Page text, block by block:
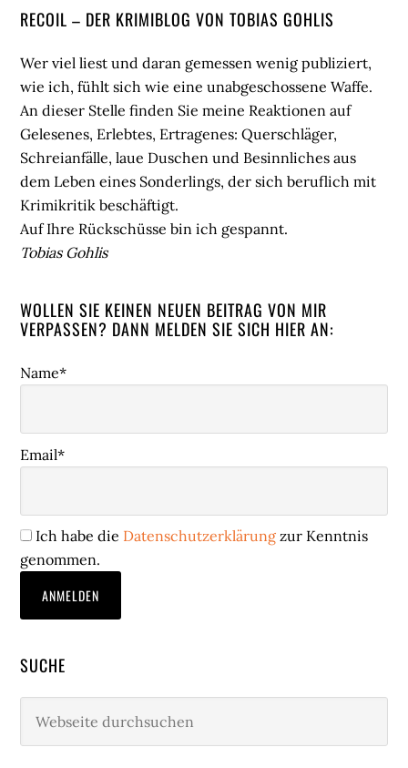
Seitenspalte
RECOIL – DER KRIMIBLOG VON TOBIAS GOHLIS
Wer viel liest und daran gemessen wenig publiziert,
wie ich, fühlt sich wie eine unabgeschossene Waffe.
An dieser Stelle finden Sie meine Reaktionen auf
Gelesenes, Erlebtes, Ertragenes: Querschläger,
Schreianfälle, laue Duschen und Besinnliches aus
dem Leben eines Sonderlings, der sich beruflich mit
Krimikritik beschäftigt.
Auf Ihre Rückschüsse bin ich gespannt.
Tobias Gohlis
WOLLEN SIE KEINEN NEUEN BEITRAG VON MIR
VERPASSEN? DANN MELDEN SIE SICH HIER AN:
Name*
Email*
Ich habe die Datenschutzerklärung zur Kenntnis
genommen.
SUCHE
durchsuchen